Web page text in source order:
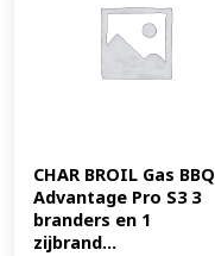
CHAR BROIL Gas BBQ
Advantage Pro S3 3
branders en 1
zijbrand...